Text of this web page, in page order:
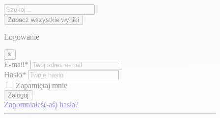
Zobacz wszystkie wyniki
Logowanie
×
E-mail*
Hasło*
Zapamiętaj mnie
Zaloguj
Zapomniałeś(-aś) hasła?